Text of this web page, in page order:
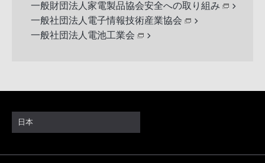
一般財団法人家電製品協会安全への取り組み
一般社団法人電子情報技術産業協会
一般社団法人電池工業会
日本